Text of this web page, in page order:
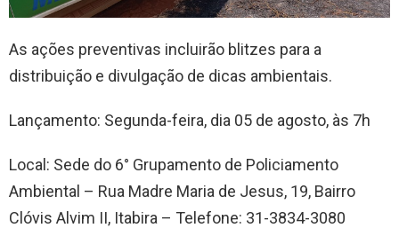
As ações preventivas incluirão blitzes para a
distribuição e divulgação de dicas ambientais.
Lançamento: Segunda-feira, dia 05 de agosto, às 7h
Local: Sede do 6° Grupamento de Policiamento
Ambiental – Rua Madre Maria de Jesus, 19, Bairro
Clóvis Alvim II, Itabira – Telefone: 31-3834-3080